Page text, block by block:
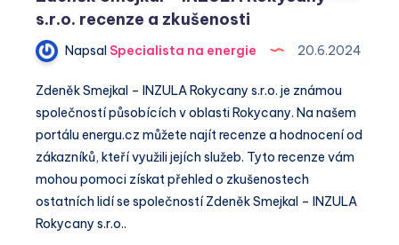
zkušenosti
s.r.o. recenze a zkušenosti
Napsal Specialista na energie 20.6.2024
Zdeněk Smejkal – INZULA Rokycany s.r.o. je známou
společností působících v oblasti Rokycany. Na našem
portálu energu.cz můžete najít recenze a hodnocení od
zákazníků, kteří využili jejích služeb. Tyto recenze vám
mohou pomoci získat přehled o zkušenostech
ostatních lidí se společností Zdeněk Smejkal – INZULA
Rokycany s.r.o..